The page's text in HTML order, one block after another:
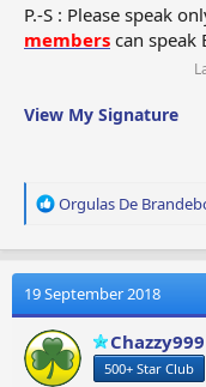
P.-S : Please speak
members can speak
View My Signature
R
a
t
i
o
n
s
Orgulas De
19 September 2018
Chazzy999
500+ Star Club